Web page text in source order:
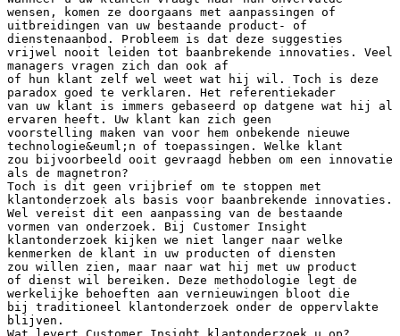
wensen, komen ze doorgaans met aanpassingen of
uitbreidingen van uw bestaande product- of
dienstenaanbod. Probleem is dat deze suggesties
vrijwel nooit leiden tot baanbrekende innovaties. Veel
managers vragen zich dan ook af
of hun klant zelf wel weet wat hij wil. Toch is deze
paradox goed te verklaren. Het referentiekader
van uw klant is immers gebaseerd op datgene wat hij al
ervaren heeft. Uw klant kan zich geen
voorstelling maken van voor hem onbekende nieuwe
technologie&euml;n of toepassingen. Welke klant
zou bijvoorbeeld ooit gevraagd hebben om een innovatie
als de magnetron?
Toch is dit geen vrijbrief om te stoppen met
klantonderzoek als basis voor baanbrekende innovaties.
Wel vereist dit een aanpassing van de bestaande
vormen van onderzoek. Bij Customer Insight
klantonderzoek kijken we niet langer naar welke
kenmerken de klant in uw producten of diensten
zou willen zien, maar naar wat hij met uw product
of dienst wil bereiken. Deze methodologie legt de
werkelijke behoeften aan vernieuwingen bloot die
bij traditioneel klantonderzoek onder de oppervlakte
blijven.